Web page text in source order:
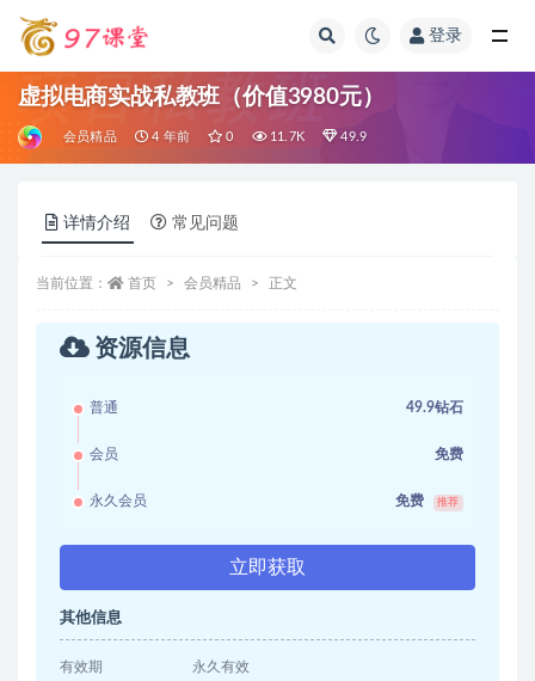
登录
虚拟电商实战私教班（价值3980元）
会员精品 4 年前 0 11.7K 49.9
详情介绍 常见问题
当前位置： 首页 会员精品 正文
资源信息
普通 49.9钻石
会员 免费
永久会员 免费 推荐
立即获取
其他信息
有效期 永久有效